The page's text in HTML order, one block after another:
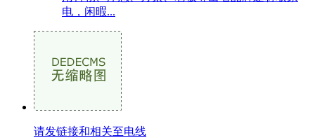
电，闲暇...
请发链接和相关至电线